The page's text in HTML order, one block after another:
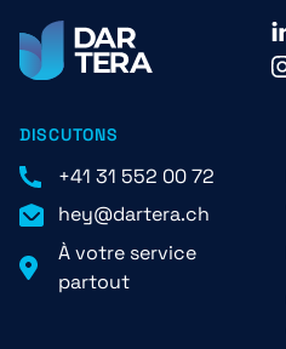
DISCUTONS
+41 31 552 00 72
hey@dartera.ch
À votre service
partout